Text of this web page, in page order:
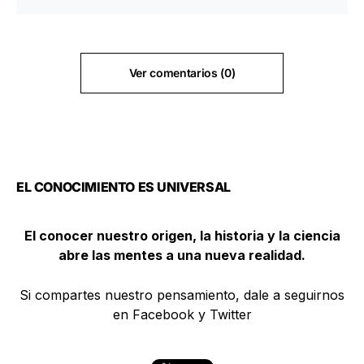
Ver comentarios (0)
EL CONOCIMIENTO ES UNIVERSAL
El conocer nuestro origen, la historia y la ciencia
abre las mentes a una nueva realidad.
Si compartes nuestro pensamiento, dale a seguirnos
en Facebook y Twitter